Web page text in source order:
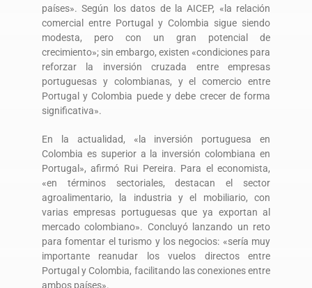
países». Según los datos de la AICEP, «la relación
comercial entre Portugal y Colombia sigue siendo
modesta, pero con un gran potencial de
crecimiento»; sin embargo, existen «condiciones para
reforzar la inversión cruzada entre empresas
portuguesas y colombianas, y el comercio entre
Portugal y Colombia puede y debe crecer de forma
significativa».
En la actualidad, «la inversión portuguesa en
Colombia es superior a la inversión colombiana en
Portugal», afirmó Rui Pereira. Para el economista,
«en términos sectoriales, destacan el sector
agroalimentario, la industria y el mobiliario, con
varias empresas portuguesas que ya exportan al
mercado colombiano». Concluyó lanzando un reto
para fomentar el turismo y los negocios: «sería muy
importante reanudar los vuelos directos entre
Portugal y Colombia, facilitando las conexiones entre
ambos países».